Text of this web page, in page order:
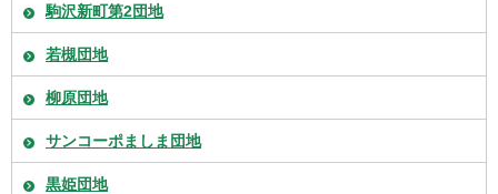
駒沢新町第2団地
若槻団地
柳原団地
サンコーポましま団地
黒姫団地